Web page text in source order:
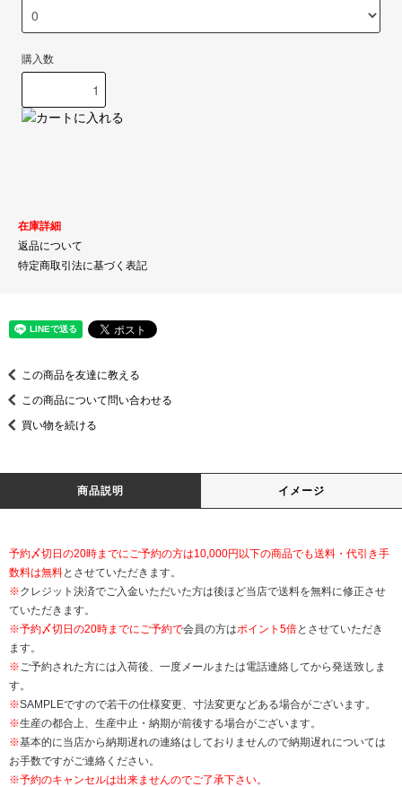
購入数
在庫詳細
返品について
特定商取引法に基づく表記
この商品を友達に教える
この商品について問い合わせる
買い物を続ける
商品説明 イメージ
予約〆切日の20時までにご予約の方は10,000円以下の商品でも送料・代引き手
数料は無料とさせていただきます。
※クレジット決済でご入金いただいた方は後ほど当店で送料を無料に修正させ
ていただきます。
※予約〆切日の20時までにご予約で会員の方はポイント5倍とさせていただき
ます。
※ご予約された方には入荷後、一度メールまたは電話連絡してから発送致しま
す。
※SAMPLEですので若干の仕様変更、寸法変更などある場合がございます。
※生産の都合上、生産中止・納期が前後する場合がございます。
※基本的に当店から納期遅れの連絡はしておりませんので納期遅れについては
お手数ですがご連絡ください。
※予約のキャンセルは出来ませんのでご了承下さい。